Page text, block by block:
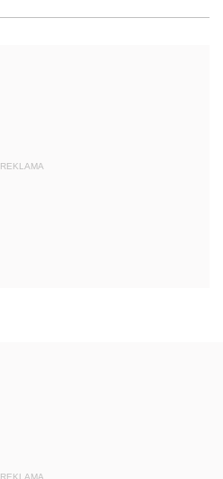
REKLAMA
REKLAMA